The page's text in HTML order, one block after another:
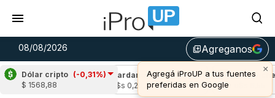
08/08/2026 library_addAgreganos
×
Agregá iProUP a tus fuentes
preferidas en Google
Dólar cripto (-0,31%)
$ 1568,88
(1,79%)
Cardano (-0,29%)
u$s 0,20
Avalanche
u$s 6,55